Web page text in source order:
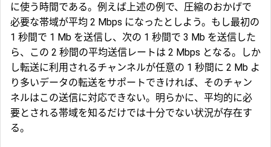
に使う時間である。例えば上述の例で、圧縮のおかげで
必要な帯域が平均 2 Mbps になったとしよう。もし最初の
1 秒間で 1 Mb を送信し、次の 1 秒間で 3 Mb を送信した
ら、この 2 秒間の平均送信レートは 2 Mbps となる。しか
し転送に利用されるチャンネルが任意の 1 秒間に 2 Mb よ
り多いデータの転送をサポートできければ、そのチャン
ネルはこの送信に対応できない。明らかに、平均的に必
要とされる帯域を知るだけでは十分でない状況が存在す
る。